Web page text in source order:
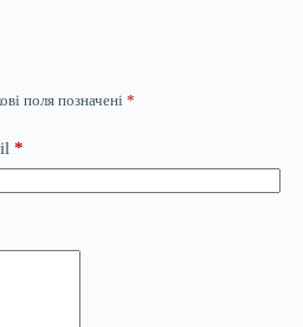
поля позначені *
*